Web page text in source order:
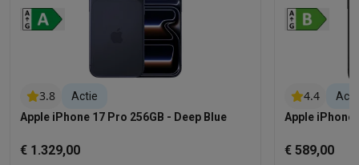
3.8
Actie
Apple iPhone 17 Pro 256GB - Deep Blue
€ 1.329,00
4.4
Apple iPhone
€ 589,00